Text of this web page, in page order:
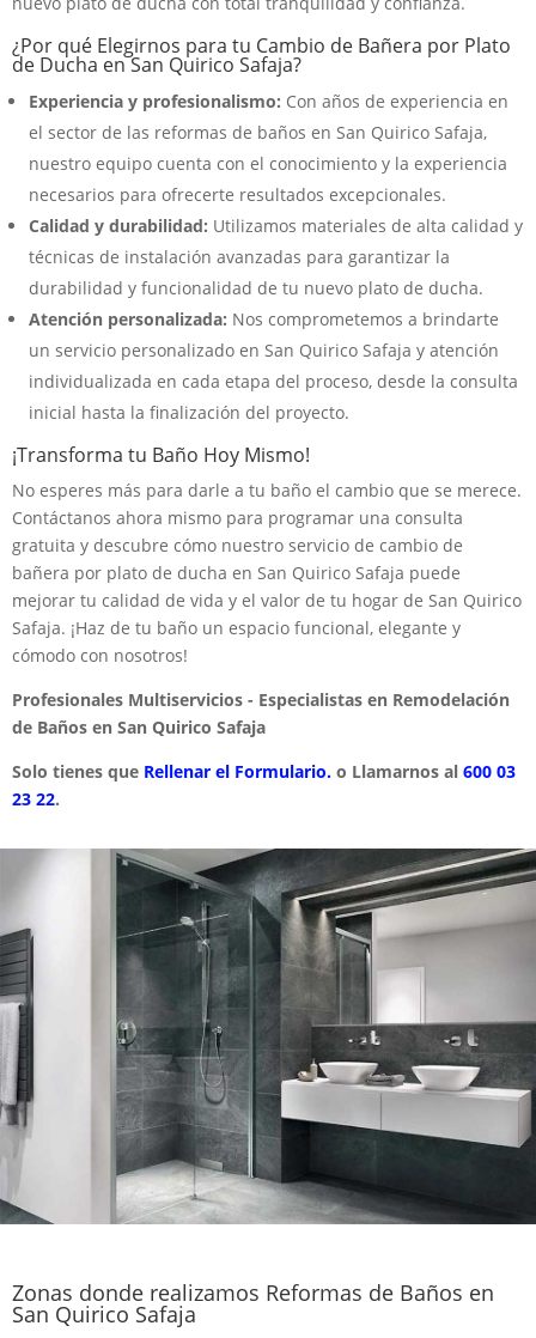
¿Por qué Elegirnos para tu Cambio de Bañera por Plato
de Ducha en San Quirico Safaja?
Experiencia y profesionalismo: Con años de experiencia en
el sector de las reformas de baños en San Quirico Safaja,
nuestro equipo cuenta con el conocimiento y la experiencia
necesarios para ofrecerte resultados excepcionales.
Calidad y durabilidad: Utilizamos materiales de alta calidad y
técnicas de instalación avanzadas para garantizar la
durabilidad y funcionalidad de tu nuevo plato de ducha.
Atención personalizada: Nos comprometemos a brindarte
un servicio personalizado en San Quirico Safaja y atención
individualizada en cada etapa del proceso, desde la consulta
inicial hasta la finalización del proyecto.
¡Transforma tu Baño Hoy Mismo!
No esperes más para darle a tu baño el cambio que se merece.
Contáctanos ahora mismo para programar una consulta
gratuita y descubre cómo nuestro servicio de cambio de
bañera por plato de ducha en San Quirico Safaja puede
mejorar tu calidad de vida y el valor de tu hogar de San Quirico
Safaja. ¡Haz de tu baño un espacio funcional, elegante y
cómodo con nosotros!
Profesionales Multiservicios - Especialistas en Remodelación
de Baños en San Quirico Safaja
Solo tienes que Rellenar el Formulario. o Llamarnos al 600 03
23 22.
Zonas donde realizamos Reformas de Baños en
San Quirico Safaja